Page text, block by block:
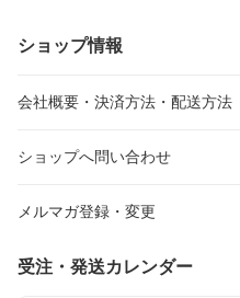
ショップ情報
会社概要・決済方法・配送方法
ショップへ問い合わせ
メルマガ登録・変更
受注・発送カレンダー